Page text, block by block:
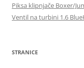
Piksa klipnjače Boxer/
Ventil na turbini 1.6
STRANICE